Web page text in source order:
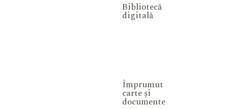
Bibliotecă
digitală
Împrumut
carte și
documente